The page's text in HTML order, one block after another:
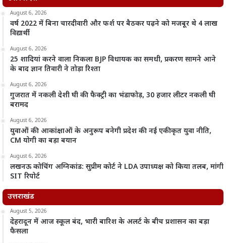
August 6, 2026
वर्ष 2022 में बिना चारदीवारी और फर्श पर बैठकर पढ़ने को मजबूर थे 4 लाख
विद्यार्थी
August 6, 2026
25 शादियां करने वाला निकला BJP विधायक का समधी, प्रकरण सामने आने
के बाद ज्ञान तिवारी ने तोड़ा रिश्ता
August 6, 2026
गुजरात में नकली देशी घी की फैक्ट्री का भंडाफोड़, 30 हजार लीटर नकली घी
बरामद
August 6, 2026
युवाओं की आकांक्षाओं के अनुरूप बनेगी प्रदेश की नई एकीकृत युवा नीति,
CM योगी का बड़ा बयान
August 6, 2026
लखनऊ कोचिंग अग्निकांड: सुप्रीम कोर्ट ने LDA उपाध्यक्ष को किया तलब, मांगी
SIT रिपोर्ट
उत्तराखंड
August 5, 2026
देहरादून में आज स्कूल बंद, भारी बारिश के अलर्ट के बीच प्रशासन का बड़ा
फैसला